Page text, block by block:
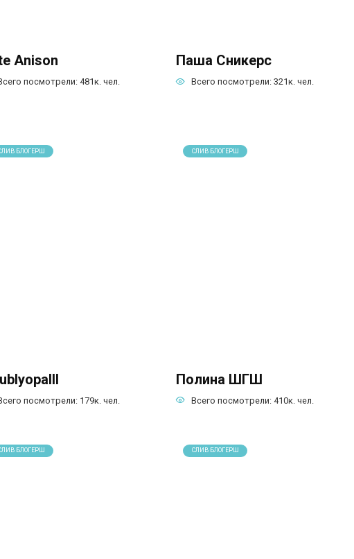
Anison
посмотрели: 481к. чел.
Паша Сникерс
Всего посмотрели: 321к. чел.
БЛОГЕРШ
посмотрели: 179к. чел.
СЛИВ БЛОГЕРШ
Полина ШГШ
Всего посмотрели: 410к. чел.
БЛОГЕРШ СЛИВ БЛОГЕРШ